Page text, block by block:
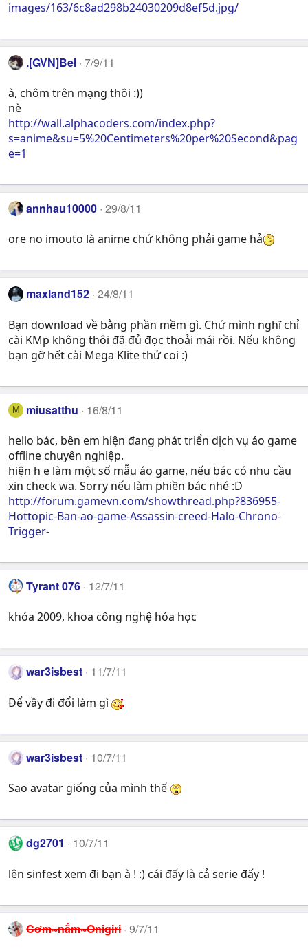
images/163/6c8ad298b24030209d8ef5d.jpg/
.[GVN]Bel 7/9/11
à, chôm trên mạng thôi :))
nè
http://wall.alphacoders.com/index.php?
s=anime&su=5%20Centimeters%20per%20Second&pag
e=1
annhau10000 29/8/11
ore no imouto là anime chứ không phải game hả
maxland152 24/8/11
Bạn download về bằng phần mềm gì. Chứ mình nghĩ chỉ
cài KMp không thôi đã đủ đọc thoải mái rồi. Nếu không
bạn gỡ hết cài Mega Klite thử coi :)
M miusatthu 16/8/11
hello bác, bên em hiện đang phát triển dịch vụ áo game
offline chuyên nghiệp.
hiện h e làm một số mẫu áo game, nếu bác có nhu cầu
xin check wa. Sorry nếu làm phiền bác nhé :D
http://forum.gamevn.com/showthread.php?836955-
Hottopic-Ban-ao-game-Assassin-creed-Halo-Chrono-
Trigger-
Tyrant 076 12/7/11
khóa 2009, khoa công nghệ hóa học
war3isbest 11/7/11
Để vầy đi đổi làm gì
war3isbest 10/7/11
Sao avatar giống của mình thế
dg2701 10/7/11
lên sinfest xem đi bạn à ! :) cái đấy là cả serie đấy !
Cơm~nắm~Onigiri 9/7/11